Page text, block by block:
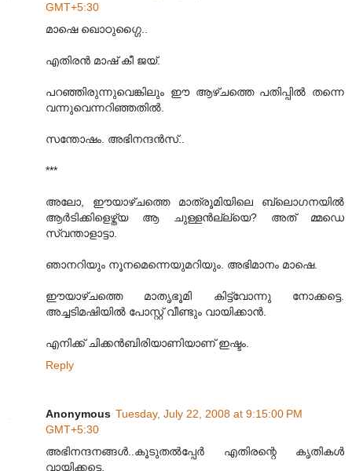
GMT+5:30
മാഷെ ഖൊഠുഗ്ഗൈ..
എതിരൻ മാഷ് കീ ജയ്.
പറഞ്ഞിരുന്നുവെങ്കിലും ഈ ആഴ്ചത്തെ പതിപ്പിൽ തന്നെ
വന്നുവെന്നറിഞ്ഞതിൽ.
സന്തോഷം. അഭിനന്ദൻസ്..
***
അലോ, ഈയാഴ്ചത്തെ മാ‍ത്രൂമിയിലെ ബ്ലൊഗനയിൽ
ആർടിക്കിളെഴ്ത്യ ആ ചുള്ളൻല്ല്യെ? അത് മ്മഡെ
സ്വന്താളാട്ടാ.
ഞാനറിയും നൂനമെന്നെയുമറിയും. അഭിമാനം മാഷെ.
ഈയാഴ്ചത്തെ മാതൃഭൂമി കിട്ട്വോന്നു നോക്കട്ടെ.
അച്ചടിമഷിയിൽ പോസ്റ്റ് വീണ്ടും വാ‍യിക്കാൻ.
എനിക്ക് ചിക്കൻബിരിയാണിയാണ് ഇഷ്ടം.
Reply
Anonymous Tuesday, July 22, 2008 at 9:15:00 PM
GMT+5:30
അഭിനന്ദനങ്ങള്‍..കൂടുതല്‍പ്പേര്‍ എതിരന്റെ കൃതികള്‍
വായിക്കട്ടെ.